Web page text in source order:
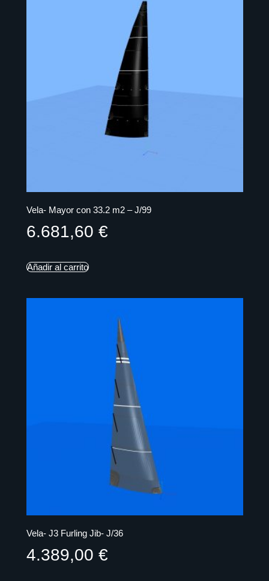
Vela- Mayor con 33.2 m2 – J/99
6.681,60 €
Añadir al carrito
Vela- J3 Furling Jib- J/36
4.389,00 €